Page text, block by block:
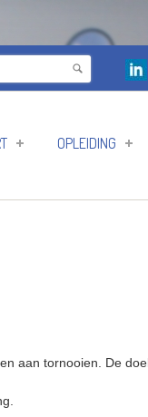
OPLEIDING
aan tornooien. De